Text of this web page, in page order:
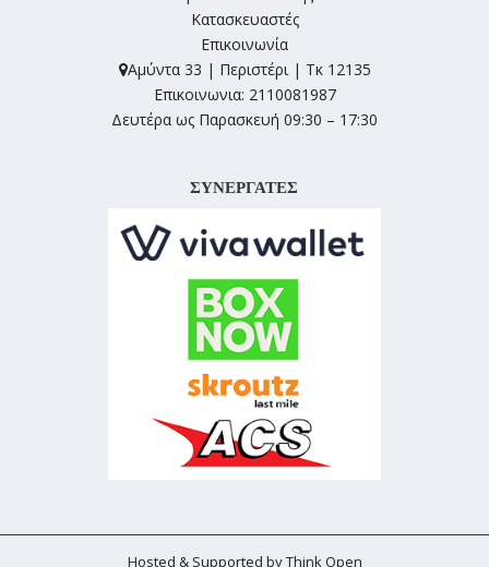
Κατασκευαστές
Επικοινωνία
Αμύντα 33 | Περιστέρι | Τκ 12135
Επικοινωνια: 2110081987
Δευτέρα ως Παρασκευή 09:30 – 17:30
ΣΥΝΕΡΓΑΤΕΣ
Hosted & Supported by Think Open